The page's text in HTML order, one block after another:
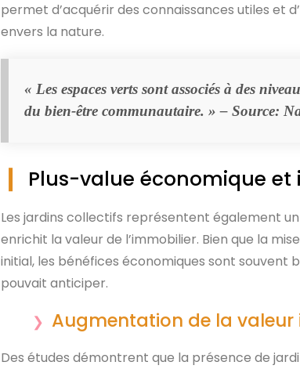
permet d’acquérir des connaissances utiles et
envers la nature.
« Les espaces verts sont associés à des
du bien-être communautaire. » – Source:
Plus-value économique et
Les jardins collectifs représentent également
enrichit la valeur de l’immobilier. Bien que la
initial, les bénéfices économiques sont souvent
pouvait anticiper.
Augmentation de la valeur
Des études démontrent que la présence de